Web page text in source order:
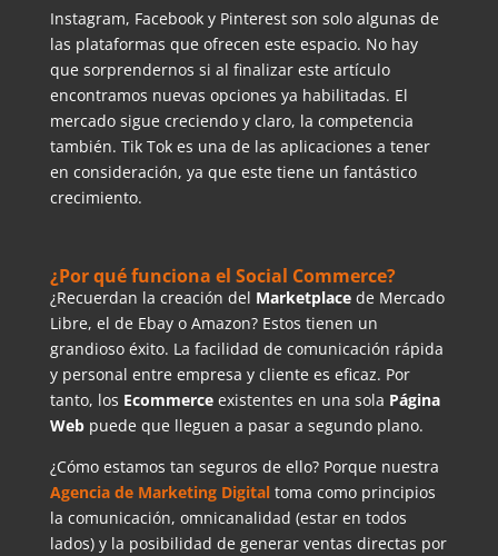
Instagram, Facebook y Pinterest son solo algunas de
las plataformas que ofrecen este espacio. No hay
que sorprendernos si al finalizar este artículo
encontramos nuevas opciones ya habilitadas. El
mercado sigue creciendo y claro, la competencia
también. Tik Tok es una de las aplicaciones a tener
en consideración, ya que este tiene un fantástico
crecimiento.
¿Por qué funciona el Social Commerce?
¿Recuerdan la creación del Marketplace de Mercado
Libre, el de Ebay o Amazon? Estos tienen un
grandioso éxito. La facilidad de comunicación rápida
y personal entre empresa y cliente es eficaz. Por
tanto, los Ecommerce existentes en una sola Página
Web puede que lleguen a pasar a segundo plano.
¿Cómo estamos tan seguros de ello? Porque nuestra
Agencia de Marketing Digitaltoma como principios
la comunicación, omnicanalidad (estar en todos
lados) y la posibilidad de generar ventas directas por